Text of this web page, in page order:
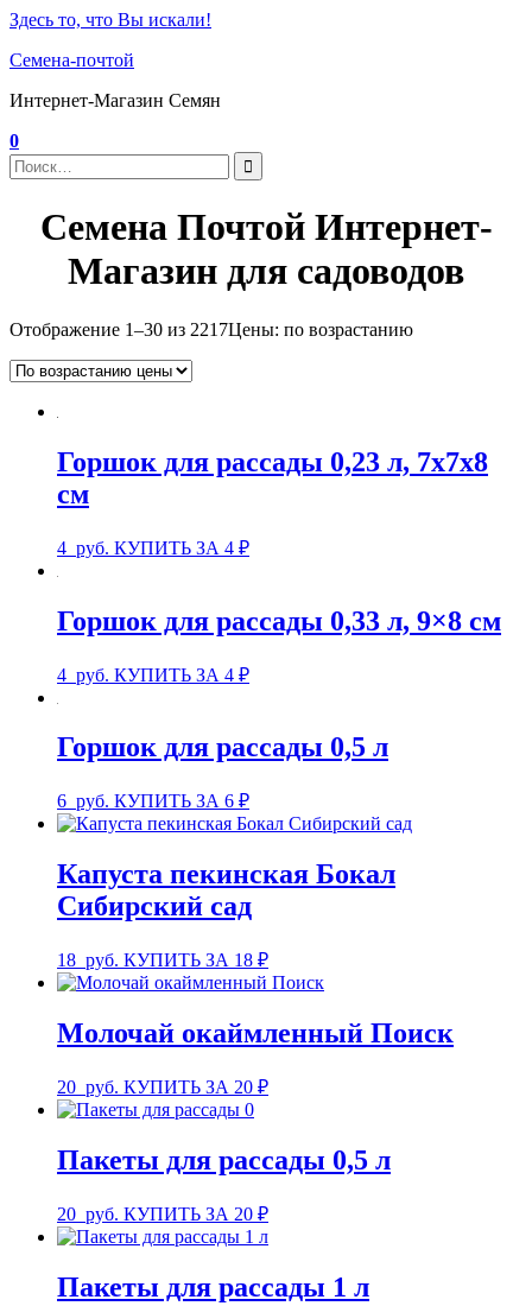
Здесь то, что Вы искали!
Семена-почтой
Интернет-Магазин Семян
0
Семена Почтой Интернет-
Магазин для садоводов
Отображение 1–30 из 2217Цены: по возрастанию
Горшок для рассады 0,23 л, 7x7x8
см
4 руб. КУПИТЬ ЗА 4 ₽
Горшок для рассады 0,33 л, 9×8 см
4 руб. КУПИТЬ ЗА 4 ₽
Горшок для рассады 0,5 л
6 руб. КУПИТЬ ЗА 6 ₽
Капуста пекинская Бокал
Сибирский сад
18 руб. КУПИТЬ ЗА 18 ₽
Молочай окаймленный Поиск
20 руб. КУПИТЬ ЗА 20 ₽
Пакеты для рассады 0,5 л
20 руб. КУПИТЬ ЗА 20 ₽
Пакеты для рассады 1 л